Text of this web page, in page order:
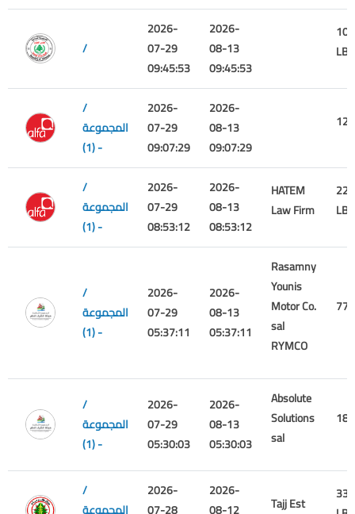
/
2026-
07-29
09:45:53
2026-
08-13
09:45:53
LBP
/
المجموعة
(1) -
2026-
07-29
09:07:29
2026-
08-13
09:07:29
/
المجموعة
(1) -
2026-
07-29
08:53:12
2026-
08-13
08:53:12
HATEM
Law Firm
LBP
/
المجموعة
(1) -
2026-
07-29
05:37:11
2026-
08-13
05:37:11
Rasamny
Younis
Motor Co.
sal
RYMCO
/
المجموعة
(1) -
2026-
07-29
05:30:03
2026-
08-13
05:30:03
Absolute
Solutions
sal
/
2026-
2026-
Tajj Est